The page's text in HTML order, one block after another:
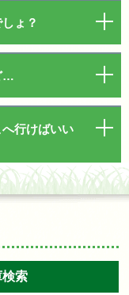
ょ？
…
行けばいい
索